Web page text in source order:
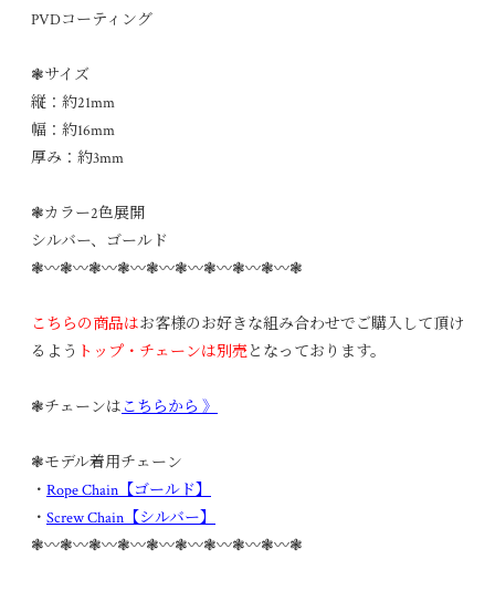
PVDコーティング
❃サイズ
縦：約21mm
幅：約16mm
厚み：約3mm
❃カラー2色展開
シルバー、ゴールド
❃〰︎❃〰︎❃〰︎❃〰︎❃〰︎❃〰︎❃〰︎❃〰︎❃〰︎❃
こちらの商品はお客様のお好きな組み合わせでご購入して頂け
るよう トップ・チェーンは別売となっております。
❃チェーンは こちらから 》
❃モデル着用チェーン
・ Rope Chain【ゴールド】
・ Screw Chain【シルバー】
❃〰︎❃〰︎❃〰︎❃〰︎❃〰︎❃〰︎❃〰︎❃〰︎❃〰︎❃